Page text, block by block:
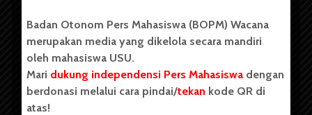
Copyright © 2023. All rights reserved BOPM WACANA.
Badan Otonom Pers Mahasiswa (BOPM) Wacana
merupakan media yang dikelola secara mandiri
oleh mahasiswa USU.
Mari dukung independensi Pers Mahasiswa dengan
berdonasi melalui cara pindai/tekan kode QR di
atas!